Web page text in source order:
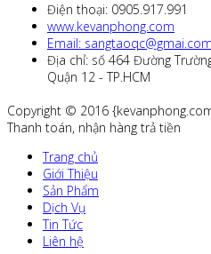
Điện thoại: 0905.917.991
www.kevanphong.com
Email: sangtaoqc@gmai.com
Địa chỉ: số 464 Đường
Quận 12 - TP.HCM
Copyright © 2016
Thanh toán, nhận hàng trả tiền
Trang chủ
Giới Thiệu
Sản Phẩm
Dịch Vụ
Tin Tức
Liên hệ